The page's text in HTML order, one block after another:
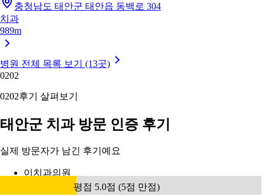
충청남도 태안군 태안읍 동백로 304
치과
989m
병원 전체 목록 보기 (13곳)
0202
0202후기 살펴보기
태안군 치과 방문 인증 후기
실제 방문자가 남긴 후기예요
이치과의원
평점 5.0점 (5점 만점)